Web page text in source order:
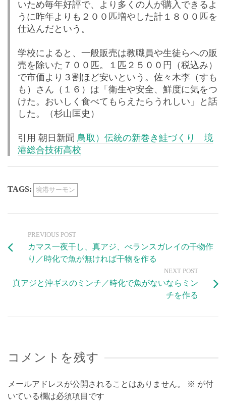
いため毎年好評で、より多くの人が購入できるよ
うに昨年よりも２００匹増やした計１８００匹を
仕込んだという。
学校によると、一般販売は教職員や生徒らへの販
売を除いた７００匹。１匹２５００円（税込み）
で市価より３割ほど安いという。佐々木李（すも
も）さん（１６）は「衛生や安全、鮮度に気をつ
けた。おいしく食べてもらえたらうれしい」と話
した。（杉山匡史）
引用 朝日新聞 鳥取）伝統の新巻き鮭づくり 境
港総合技術高校
TAGS: 境港サーモン
PREVIOUS POST
カマス一夜干し、真アジ、べランスガレイの干物作
り／時化で魚が無ければ干物を作る
NEXT POST
真アジと沖ギスのミンチ／時化で魚がないならミン
チを作る
コメントを残す
メールアドレスが公開されることはありません。 ※ が付
いている欄は必須項目です